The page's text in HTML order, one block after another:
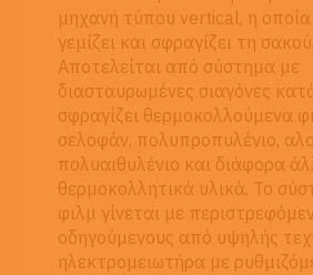
μηχανή τύπου vertical, η οποία
γεμίζει και σφραγίζει τη
Αποτελείται από σύστημα με
διασταυρωμένες σιαγόνες
σφραγίζει θερμοκολλούμενα
σελοφάν, πολυπροπυλένιο,
πολυαιθυλένιο και διάφορα
θερμοκολλητικά υλικά. Το
φιλμ γίνεται με
οδηγούμενους από υψηλής
ηλεκτρομειωτήρα με